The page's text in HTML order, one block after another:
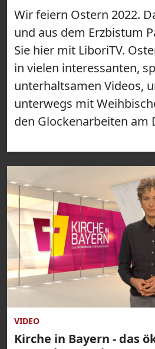
Wir feiern Ostern 2022.
und aus dem Erzbistum
Sie hier mit LiboriTV.
in vielen interessanten,
unterhaltsamen Videos,
unterwegs mit
den Glockenarbeiten am
VIDEO
Kirche in Bayern - das